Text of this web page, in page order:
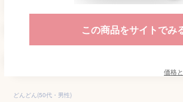
この商品をサイトでみ
価格
どんどん(50代・男性)